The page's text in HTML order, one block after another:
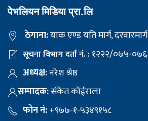
पेभलियन मिडिया प्रा.लि
ठेगाना:याक एण्ड यति मार्ग, दरवारमार्ग
सूचना विभाग दर्ता नं. :१२२२/०७५-०७६
अध्यक्ष:नरेश श्रेष्ठ
सम्पादक:संकेत कोईराला
फोन नं:+९७७-१-५३४९१५८